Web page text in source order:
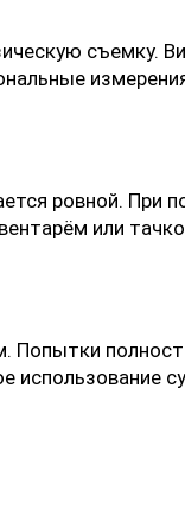
съемку.
ровной. При
или
Попытки
использование